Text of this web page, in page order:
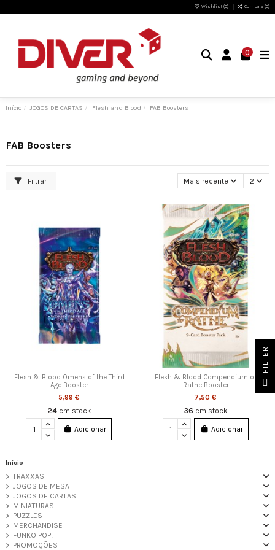
Wishlist (0) Compare (0)
0
Início JOGOS DE CARTAS Flesh and Blood FAB Boosters
FAB Boosters
Filtrar Mais recente 2
Flesh & Blood Omens of the Third
Age Booster
5,99 €
24 em stock
Adicionar
Flesh & Blood Compendium of
Rathe Booster
7,50 €
36 em stock
Adicionar
Início
TRAXXAS
JOGOS DE MESA
JOGOS DE CARTAS
MINIATURAS
PUZZLES
MERCHANDISE
FUNKO POP!
PROMOÇÕES
FILTER